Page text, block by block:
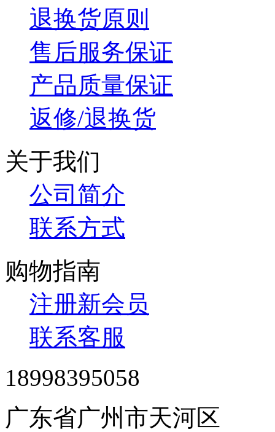
退换货原则
售后服务保证
产品质量保证
返修/退换货
关于我们
公司简介
联系方式
购物指南
注册新会员
联系客服
18998395058
广东省广州市天河区